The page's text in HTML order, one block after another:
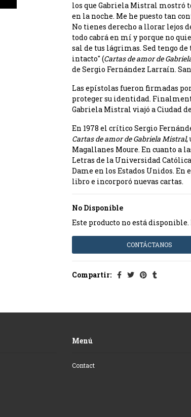
los que Gabriela Mistral mostró
en la noche. Me he puesto tan
No tienes derecho a llorar lejos
todo cabrá en mí y porque no
sal de tus lágrimas. Sed tengo
intacto" (Cartas de amor de
de Sergio Fernández Larraín.
Las epístolas fueron firmadas
proteger su identidad.
Gabriela Mistral viajó a Ciudad
En 1978 el crítico Sergio
Cartas de amor de Gabriela Mistral,
Magallanes Moure. En cuanto a
Letras de la Universidad
Dame en los Estados Unidos.
libro e incorporó nuevas cartas.
No Disponible
Este producto no está
CONTÁCTANOS
Compartir:
Menú
Contact